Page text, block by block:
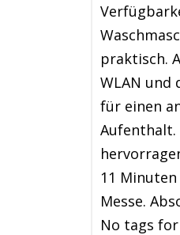
praktisch.
WLAN und
für einen
Aufenthalt.
11
Messe.
No tags